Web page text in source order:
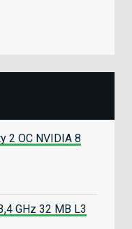
2 OC NVIDIA 8
GHz 32 MB L3